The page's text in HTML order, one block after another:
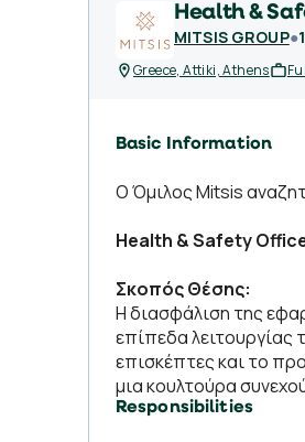
Health &
MITSIS GROUP●
Greece, Attiki, Athens
Basic Information
Ο Όμιλος Mitsis
Health & Safety
Σκοπός Θέσης:
Η διασφάλιση της
επίπεδα λειτουργίας
επισκέπτες και το
μια κουλτούρα
Responsibilities